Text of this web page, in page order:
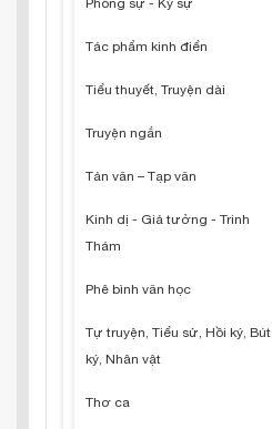
Phóng sự - Ký sự
Tác phẩm kinh điển
Tiểu thuyết, Truyện dài
Truyện ngắn
Tản văn – Tạp văn
Kinh dị - Giả tưởng - Trinh
Thám
Phê bình văn học
Tự truyện, Tiểu sử, Hồi ký, Bút
ký, Nhân vật
Thơ ca